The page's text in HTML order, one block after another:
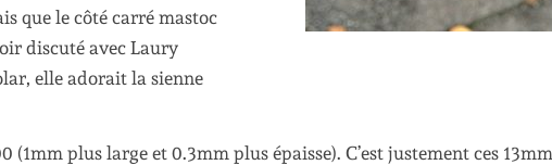
que le côté carré mastoc
discuté avec Laury
elle adorait la sienne
plus large et 0.3mm plus épaisse). C’est justement ces 13mm